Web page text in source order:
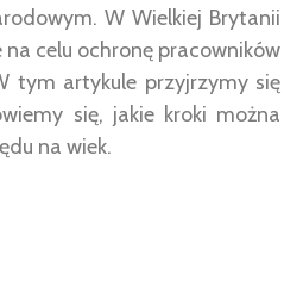
W Wielkiej Brytanii
celu ochronę pracowników
tym artykule przyjrzymy się
się, jakie kroki można
na wiek.